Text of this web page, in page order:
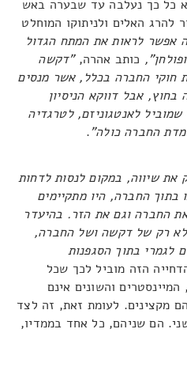
כל כך נעלבה עד שבערה באש
האלים ולניתוקו המוחלט
אפשר לראות את המתח הגדול
כותב אהרה,"דקשה
חוקי החברה בכלל, אשר מנסים
אבל דווקא הניסיון
לאנטגוניזם, לטרגדיה
החברה כולה".
את שיווה, במקום לנסות לדחות
בתוך החברה, היו מתקיימים
החברה וגם את הזר. בהיעדר
לא רק של דקשה ושל החברה,
לגמרי בתוך הסגפנות
הזה מוביל לכך שכל
והשונים אינם
מקצינים. לעומת זאת, זה לצד
הם שניהם, כל אחד בממדיו,